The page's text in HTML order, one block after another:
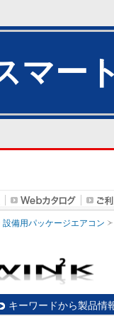
マー
設備用パッケージエアコン
キーワードから製品情